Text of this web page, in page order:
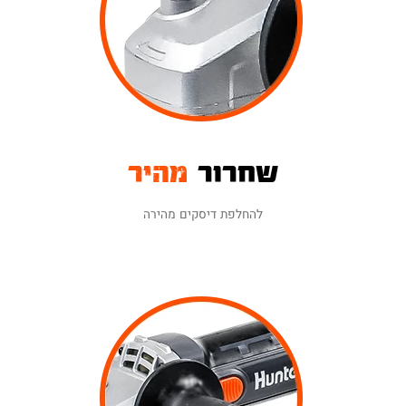
שחרור מהיר
להחלפת דיסקים מהירה